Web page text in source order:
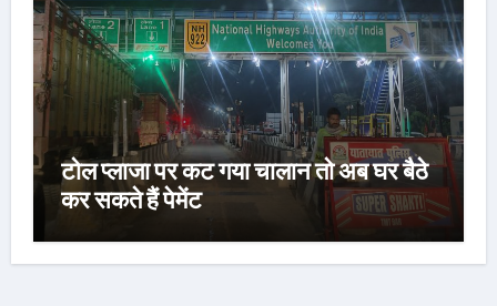
टोल प्लाजा पर कट गया चालान तो अब घर बैठे
कर सकते हैं पेमेंट